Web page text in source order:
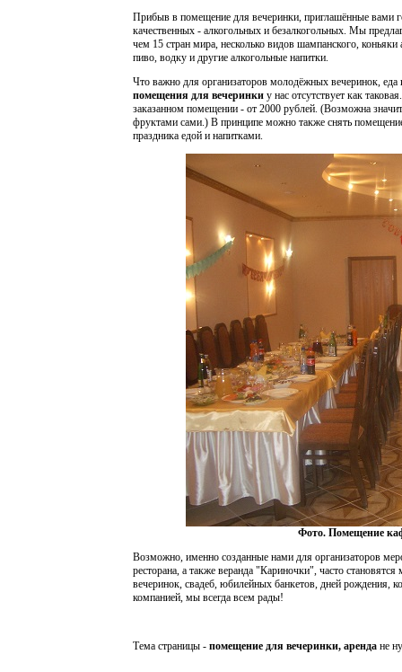
Прибыв в помещение для вечеринки, приглашённые вами
качественных - алкогольных и безалкогольных. Мы
чем 15 стран мира, несколько видов шампанского,
пиво, водку и другие алкогольные напитки.
Что важно для организаторов молодёжных вечеринок,
помещения для вечеринкиу нас отсутствует как
заказанном помещении - от 2000 рублей. (Возможна
фруктами сами.) В принципе можно также снять
праздника едой и напитками.
Фото. Помещение
Возможно, именно созданные нами для организаторов
ресторана, а также веранда "Кариночки", часто
вечеринок, свадеб, юбилейных банкетов, дней рождения,
компанией, мы всегда всем рады!
Тема страницы - помещение для вечеринки, арендане